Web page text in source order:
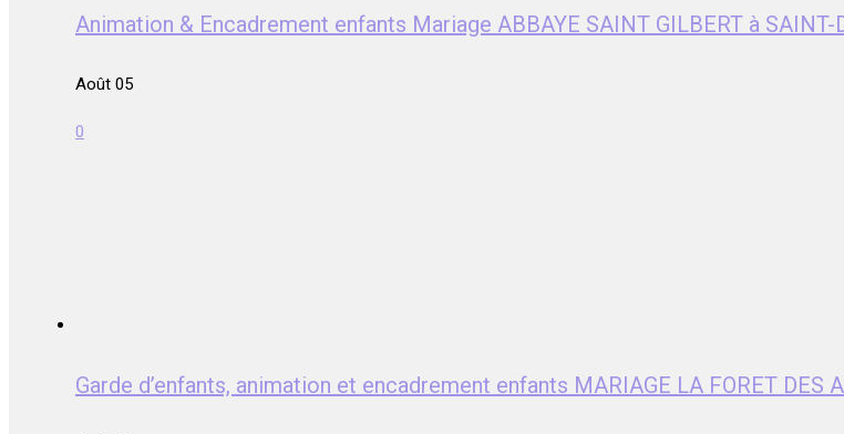
Animation & Encadrement enfants Mariage ABBAYE SAINT GILBERT à SAINT-
Août 05
0
Garde d’enfants, animation et encadrement enfants MARIAGE LA FORET DES